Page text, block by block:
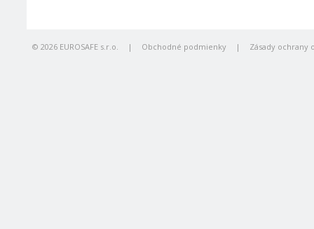
© 2026 EUROSAFE s.r.o. | Obchodné podmienky | Zásady ochrany